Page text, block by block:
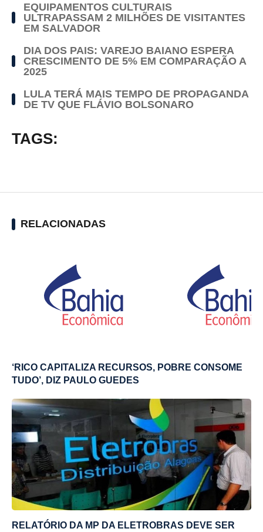
EQUIPAMENTOS CULTURAIS
ULTRAPASSAM 2 MILHÕES DE VISITANTES
EM SALVADOR
DIA DOS PAIS: VAREJO BAIANO ESPERA
CRESCIMENTO DE 5% EM COMPARAÇÃO A
2025
LULA TERÁ MAIS TEMPO DE PROPAGANDA
DE TV QUE FLÁVIO BOLSONARO
TAGS:
RELACIONADAS
‘RICO CAPITALIZA RECURSOS, POBRE CONSOME
TUDO’, DIZ PAULO GUEDES
RELATÓRIO DA MP DA ELETROBRAS DEVE SER